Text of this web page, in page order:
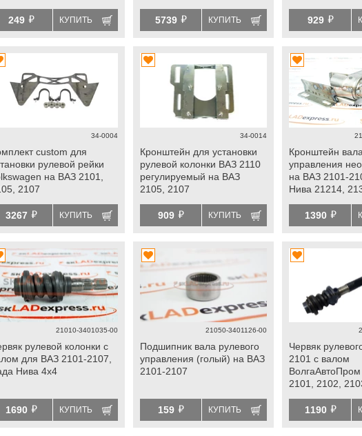
249 й КУПИТЬ 5739 й КУПИТЬ 929 й
34-0004
custom для
рулевой рейки
на ВАЗ 2101,
2107
3267 й КУПИТЬ
34-0014
Кронштейн для установки
рулевой колонки ВАЗ 2110
регулируемый на ВАЗ
2105, 2107
909 й КУПИТЬ
Кронштейн
управления
на ВАЗ 2101-
Нива 21214,
1390 й
21010-3401035-00
рулевой колонки с
для ВАЗ 2101-2107,
Нива 4х4
1690 й КУПИТЬ
21050-3401126-00
Подшипник вала рулевого
управления (голый) на ВАЗ
2101-2107
159 й КУПИТЬ
Червяк
2101 с валом
2101, 2102,
1190 й